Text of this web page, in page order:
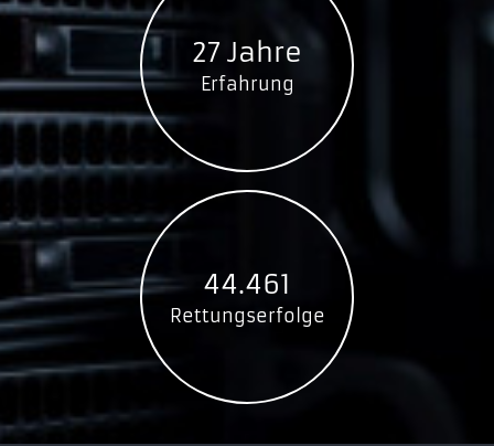
27 Jahre
Erfahrung
44.461
Rettungserfolge